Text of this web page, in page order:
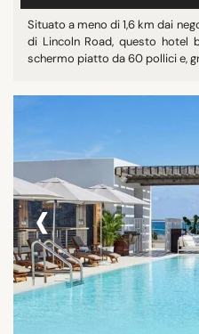
Situato a meno di 1,6 km dai
di Lincoln Road, questo hotel
schermo piatto da 60 pollici e,
‹